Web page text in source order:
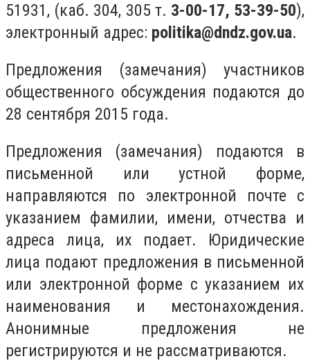
51931, (каб. 304, 305 т. 3-00-17, 53-39-50),
электронный адрес: politika@dndz.gov.ua.
Предложения (замечания) участников
общественного обсуждения подаются до
28 сентября 2015 года.
Предложения (замечания) подаются в
письменной или устной форме,
направляются по электронной почте с
указанием фамилии, имени, отчества и
адреса лица, их подает. Юридические
лица подают предложения в письменной
или электронной форме с указанием их
наименования и местонахождения.
Анонимные предложения не
регистрируются и не рассматриваются.